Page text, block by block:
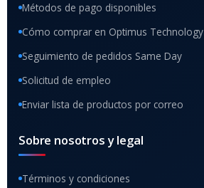
Métodos de pago disponibles
Cómo comprar en Optimus Technology
Seguimiento de pedidos Same Day
Solicitud de empleo
Enviar lista de productos por correo
Sobre nosotros y legal
Términos y condiciones